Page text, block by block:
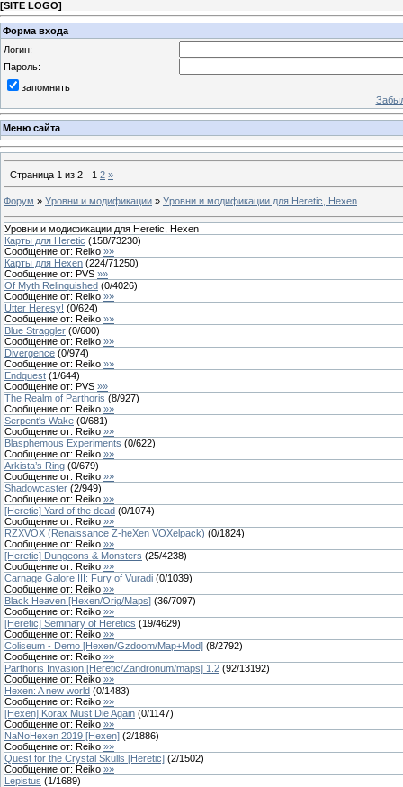
[SITE LOGO]
Форма входа
Логин:
Пароль:
запомнить
Меню сайта
Страница 1 из 2 1 2 »
Форум » Уровни и модификации » Уровни и модификации для Heretic, Hexen
Уровни и модификации для Heretic, Hexen
Карты для Heretic (158/73230)
Сообщение от: Reiko »»
Карты для Hexen (224/71250)
Сообщение от: PVS »»
Of Myth Relinquished (0/4026)
Сообщение от: Reiko »»
Utter Heresy! (0/624)
Сообщение от: Reiko »»
Blue Straggler (0/600)
Сообщение от: Reiko »»
Divergence (0/974)
Сообщение от: Reiko »»
Endquest (1/644)
Сообщение от: PVS »»
The Realm of Parthoris (8/927)
Сообщение от: Reiko »»
Serpent's Wake (0/681)
Сообщение от: Reiko »»
Blasphemous Experiments (0/622)
Сообщение от: Reiko »»
Arkista’s Ring (0/679)
Сообщение от: Reiko »»
Shadowcaster (2/949)
Сообщение от: Reiko »»
[Heretic] Yard of the dead (0/1074)
Сообщение от: Reiko »»
RZXVOX (Renaissance Z-heXen VOXelpack) (0/1824)
Сообщение от: Reiko »»
[Heretic] Dungeons & Monsters (25/4238)
Сообщение от: Reiko »»
Carnage Galore III: Fury of Vuradi (0/1039)
Сообщение от: Reiko »»
Black Heaven [Hexen/Orig/Maps] (36/7097)
Сообщение от: Reiko »»
[Heretic] Seminary of Heretics (19/4629)
Сообщение от: Reiko »»
Coliseum - Demo [Hexen/Gzdoom/Map+Mod] (8/2792)
Сообщение от: Reiko »»
Parthoris Invasion [Heretic/Zandronum/maps] 1.2 (92/13192)
Сообщение от: Reiko »»
Hexen: A new world (0/1483)
Сообщение от: Reiko »»
[Hexen] Korax Must Die Again (0/1147)
Сообщение от: Reiko »»
NaNoHexen 2019 [Hexen] (2/1886)
Сообщение от: Reiko »»
Quest for the Crystal Skulls [Heretic] (2/1502)
Сообщение от: Reiko »»
Lepistus (1/1689)